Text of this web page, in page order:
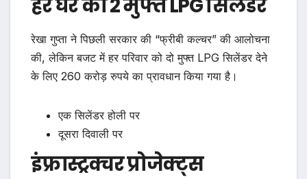
हर घर को 2 मुफ्त LPG सिलेंडर
रेखा गुप्ता ने पिछली सरकार की “फ्रीबी कल्चर” की आलोचना
की, लेकिन बजट में हर परिवार को दो मुफ्त LPG सिलेंडर देने
के लिए 260 करोड़ रुपये का प्रावधान किया गया है।
एक सिलेंडर होली पर
दूसरा दिवाली पर
इंफ्रास्ट्रक्चर प्रोजेक्ट्स